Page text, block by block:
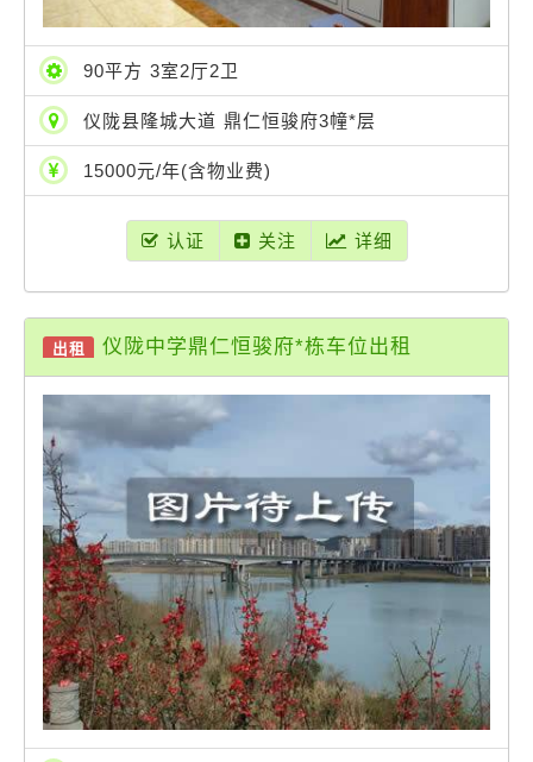
90平方 3室2厅2卫
仪陇县隆城大道 鼎仁恒骏府3幢*层
15000元/年(含物业费)
认证 关注 详细
出租 仪陇中学鼎仁恒骏府*栋车位出租